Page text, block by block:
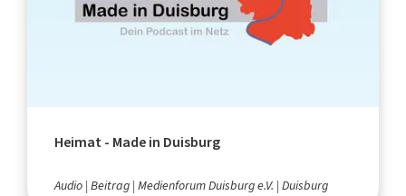
Heimat - Made in Duisburg
Audio Beitrag Medienforum Duisburg e.V. Duisburg